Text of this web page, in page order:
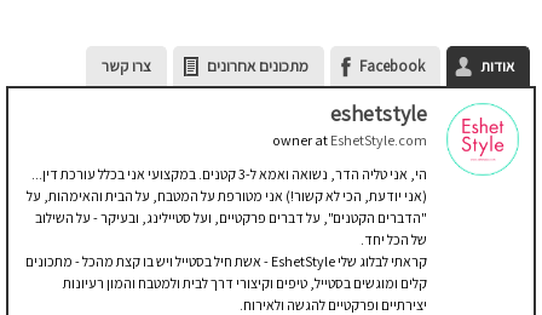
אודות Facebook מתכונים אחרונים צרו קשר
eshetstyle
owner at EshetStyle.com
הי, אני טליה הדר, נשואה ואמא ל-3 קטנים. במקצועי אני בכלל עורכת דין...
(אני יודעת, הכי לא קשור!) אני מטורפת על המטבח, על הבית והאימהות, על
"הדברים הקטנים", על דברים פרקטיים, ועל סטיילינג, ובעיקר - על השילוב
של הכל יחד.
קראתי לבלוג שלי EshetStyle - אשת חיל בסטייל ויש בו קצת מהכל - מתכונים
קלים ומוגשים בסטייל, טיפים וקיצורי דרך לבית ולמטבח והמון רעיונות
יצירתיים ופרקטיים להגשה ולאירוח.